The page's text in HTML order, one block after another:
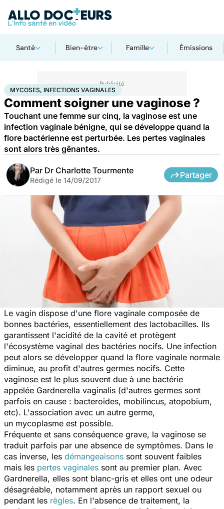
Santé Bien-être Famille Émissions
AccueilSantéMycoses, infections vaginales
MYCOSES, INFECTIONS VAGINALES
Comment soigner une vaginose ?
Touchant une femme sur cinq, la vaginose est une
infection vaginale bénigne, qui se développe quand la
flore bactérienne est perturbée. Les pertes vaginales
sont alors très gênantes.
Par Dr Charlotte Tourmente
Rédigé le 14/09/2017
Partager
Le vagin dispose d'une flore vaginale composée de
bonnes bactéries, essentiellement des lactobacilles. Ils
garantissent l'acidité de la cavité et protègent
l'écosystème vaginal des bactéries nocifs. Une infection
peut alors se développer quand la flore vaginale normale
diminue, au profit d'autres germes nocifs. Cette
vaginose est le plus souvent due à une bactérie
appelée Gardnerella vaginalis (d'autres germes sont
parfois en cause : bacteroides, mobilincus, atopobium,
etc). L'association avec un autre germe,
un mycoplasme est possible.
Fréquente et sans conséquence grave, la vaginose se
traduit parfois par une absence de symptômes. Dans le
cas inverse, les démangeaisons sont souvent faibles
mais les pertes vaginales sont au premier plan. Avec
Gardnerella, elles sont blanc-gris et elles ont une odeur
désagréable, notamment après un rapport sexuel ou
pendant les règles. En l'absence de traitement, la